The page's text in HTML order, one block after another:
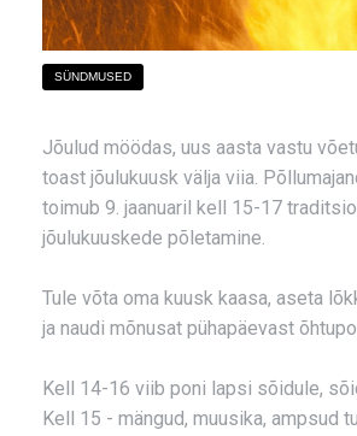
SÜNDMUSED
Jõulud möödas, uus aasta vastu
toast jõulukuusk välja viia.
toimub 9. jaanuaril kell 15-17
jõulukuuskede põletamine.
Tule võta oma kuusk kaasa, aseta
ja naudi mõnusat pühapäevast
Kell 14-16 viib poni lapsi sõidule,
Kell 15 - mängud, muusika, ampsud